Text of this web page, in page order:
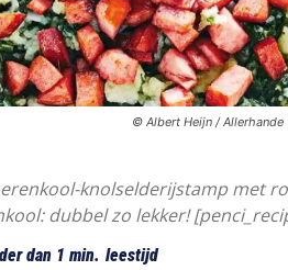
© Albert Heijn / Allerhande
knolselderijstamp
dubbel zo lekker!
dan 1 min. leestijd